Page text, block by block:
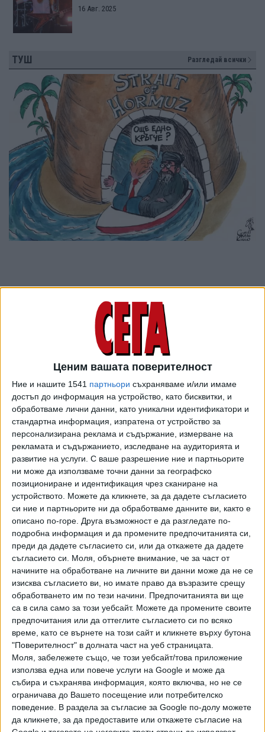
Ценим вашата поверителност
Ние и нашите 1541 партньори съхраняваме и/или имаме
достъп до информация на устройство, като бисквитки, и
обработваме лични данни, като уникални идентификатори и
стандартна информация, изпратена от устройство за
персонализирана реклама и съдържание, измерване на
рекламата и съдържанието, изследване на аудиторията и
развитие на услуги. С ваше разрешение ние и партньорите
ни може да използваме точни данни за географско
позициониране и идентификация чрез сканиране на
устройството. Можете да кликнете, за да дадете съгласието
си ние и партньорите ни да обработваме данните ви, както е
описано по-горе. Друга възможност е да разгледате по-
подробна информация и да промените предпочитанията си,
преди да дадете съгласието си, или да откажете да дадете
съгласието си.
Моля, обърнете внимание, че за част от
начините на обработване на личните ви данни може да не се
изисква съгласието ви, но имате право да възразите срещу
обработването им по тези начини. Предпочитанията ви ще
са в сила само за този уебсайт. Можете да промените своите
предпочитания или да оттеглите съгласието си по всяко
време, като се върнете на този сайт и кликнете върху бутона
"Поверителност" в долната част на уеб страницата.
Моля, забележете също, че този уебсайт/това приложение
използва една или повече услуги на Google и може да
събира и съхранява информация, която включва, но не се
ограничава до Вашето посещение или потребителско
поведение. В раздела за съгласие за Google по-долу можете
да кликнете, за да предоставите или откажете съгласие на
16 Авг. 2025
ТУШ Разгледай всички
ПОСЛЕ Разгледай всички
Хавайската Богородица заплака с фентанилови сълзи
Видео Разгледай всички